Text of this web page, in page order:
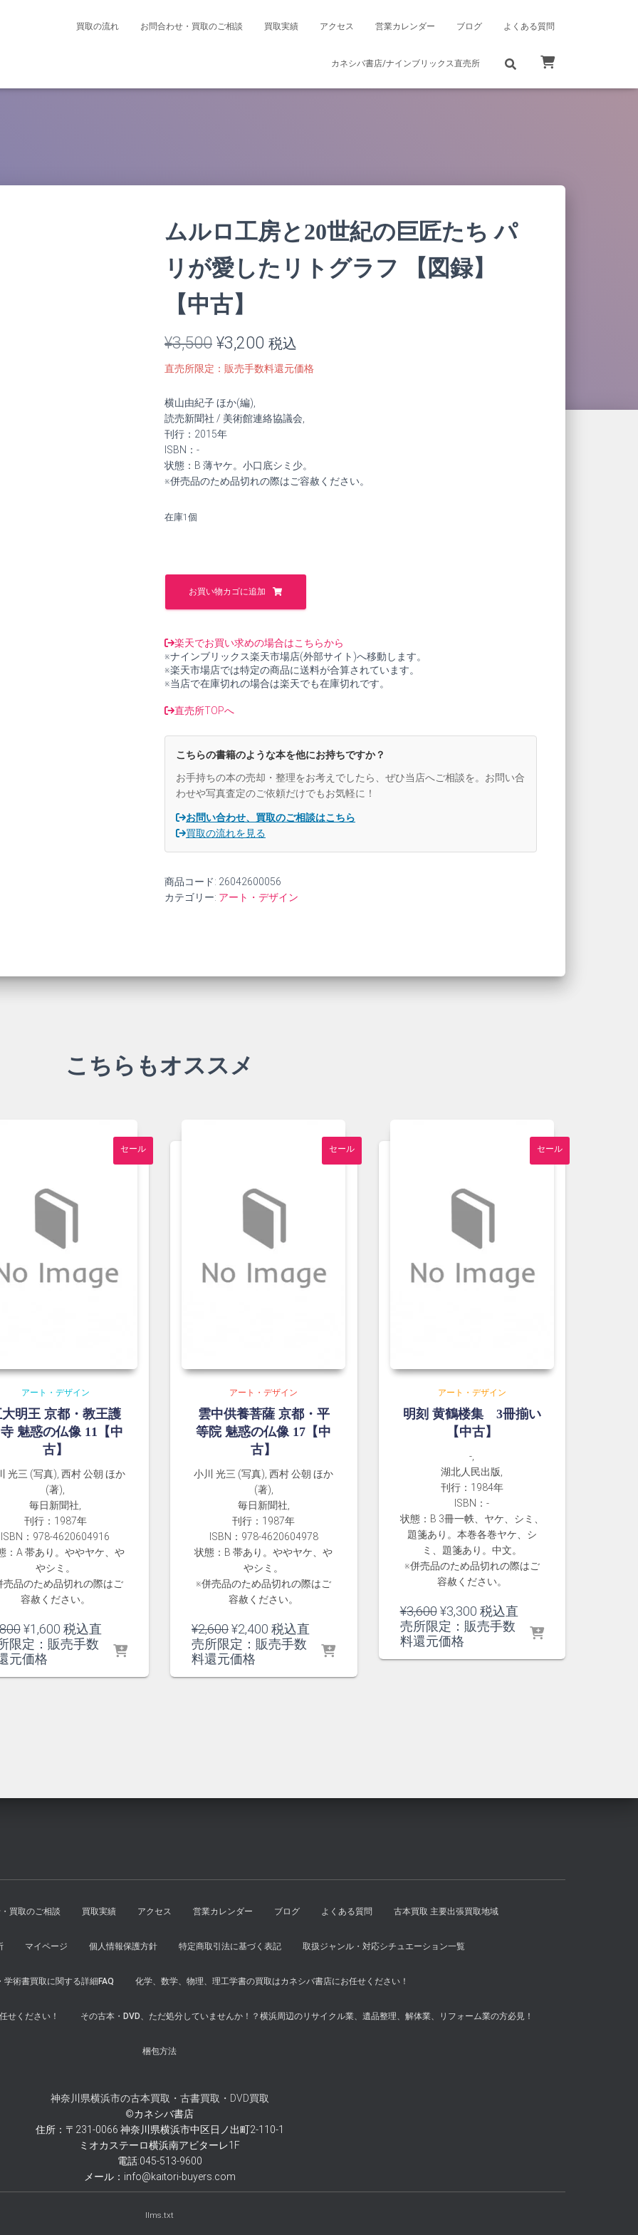
買取の流れ お問合わせ・買取のご相談 買取実績 アクセス 営業カレンダー ブログ よくある質問
カネシバ書店/ナインブリックス直売所
ムルロ工房と20世紀の巨匠たち パ
リが愛したリトグラフ 【図録】
【中古】
¥3,500 元
の
価
格
¥3,500
¥3,200 現
在
価
は
税込
直売所限定：販売手数料還元価格
横山由紀子 ほか(編),
読売新聞社 / 美術館連絡協議会,
刊行：2015年
ISBN：-
状態：B 薄ヤケ。小口底シミ少。
※併売品のため品切れの際はご容赦ください。
在庫1個
ム
工
と
20
世
紀
巨
た
ラ
フ
お買い物カゴに追加
楽天でお買い求めの場合はこちらから
※ナインブリックス楽天市場店(外部サイト)へ移動します。
※楽天市場店では特定の商品に送料が合算されています。
※当店で在庫切れの場合は楽天でも在庫切れです。
直売所TOPへ
こちらの書籍のような本を他にお持ちですか？
お手持ちの本の売却・整理をお考えでしたら、ぜひ当店へご相談を。お問い合
わせや写真査定のご依頼だけでもお気軽に！
お問い合わせ、買取のご相談はこちら
買取の流れを見る
商品コード: 26042600056
カテゴリー: アート・デザイン
こちらもオススメ
セール
アート・デザイン
明王 京都・教王護
魅惑の仏像 11【中
古】
光三 (写真), 西村 公朝 ほか
(著),
毎日新聞社,
刊行：1987年
ISBN：978-4620604916
：A 帯あり。ややヤケ、や
やシミ。
売品のため品切れの際はご
容赦ください。
元
の
価
¥1,600現
在
税込直
限定：販売手数
元価格
セール
アート・デザイン
雲中供養菩薩 京都・平
等院 魅惑の仏像 17【中
古】
小川 光三 (写真), 西村 公朝 ほか
(著),
毎日新聞社,
刊行：1987年
ISBN：978-4620604978
状態：B 帯あり。ややヤケ、や
やシミ。
※併売品のため品切れの際はご
容赦ください。
¥2,600元
の
価
¥2,400 現
在
税込直
売所限定：販売手数
料還元価格
セール
アート・デザイン
明刻 黄鶴楼集 3冊揃い
【中古】
-,
湖北人民出版,
刊行：1984年
ISBN：-
状態：B 3冊一帙、ヤケ、シミ、
題箋あり。本巻各巻ヤケ、シ
ミ、題箋あり。中文。
※併売品のため品切れの際はご
容赦ください。
¥3,600 元
の
価
¥3,300現
在
税込直
売所限定：販売手数
料還元価格
買取のご相談 買取実績 アクセス 営業カレンダー ブログ よくある質問 古本買取 主要出張買取地域
マイページ 個人情報保護方針 特定商取引法に基づく表記 取扱ジャンル・対応シチュエーション一覧
術書買取に関する詳細FAQ 化学、数学、物理、理工学書の買取はカネシバ書店にお任せください！
せください！ その古本・DVD、ただ処分していませんか！？横浜周辺のリサイクル業、遺品整理、解体業、リフォーム業の方必見！
梱包方法
神奈川県横浜市の古本買取・古書買取・DVD買取
©カネシバ書店
住所：〒231-0066 神奈川県横浜市中区日ノ出町2-110-1
ミオカステーロ横浜南アビターレ1F
電話:045-513-9600
メール：info@kaitori-buyers.com
llms.txt